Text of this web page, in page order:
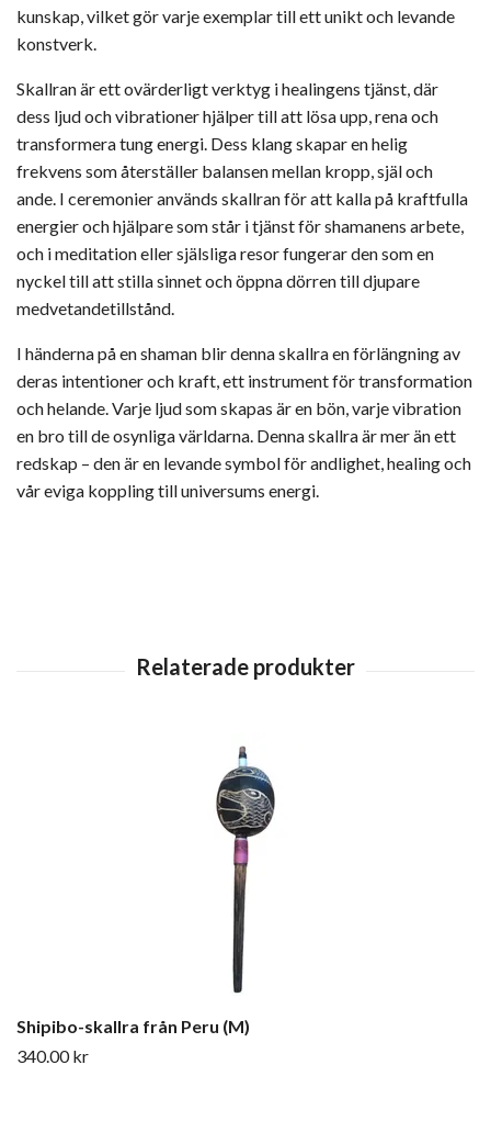
kunskap, vilket gör varje exemplar till ett unikt och levande
konstverk.
Skallran är ett ovärderligt verktyg i healingens tjänst, där
dess ljud och vibrationer hjälper till att lösa upp, rena och
transformera tung energi. Dess klang skapar en helig
frekvens som återställer balansen mellan kropp, själ och
ande. I ceremonier används skallran för att kalla på kraftfulla
energier och hjälpare som står i tjänst för shamanens arbete,
och i meditation eller själsliga resor fungerar den som en
nyckel till att stilla sinnet och öppna dörren till djupare
medvetandetillstånd.
I händerna på en shaman blir denna skallra en förlängning av
deras intentioner och kraft, ett instrument för transformation
och helande. Varje ljud som skapas är en bön, varje vibration
en bro till de osynliga världarna. Denna skallra är mer än ett
redskap – den är en levande symbol för andlighet, healing och
vår eviga koppling till universums energi.
Shipibo-skallra från Peru (M)
340.00 kr